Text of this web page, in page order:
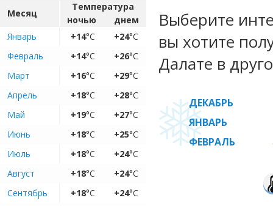
Месяц
Температура
ночью
днем
Январь
+14°C +24°C
Февраль
+14°C +26°C
Март
+16°C +29°C
Апрель
+18°C +28°C
Май
+19°C +27°C
Июнь
+18°C +25°C
Июль
+18°C +24°C
Август
+18°C +24°C
Сентябрь
+18°C +24°C
Выберите
вы хотите
Далате в
ДЕКАБРЬ
ЯНВАРЬ
ФЕВРАЛЬ